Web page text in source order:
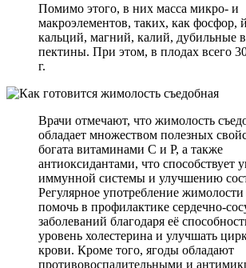
Помимо этого, в них масса микро- и
макроэлементов, таких, как фосфор,
кальций, магний, калий, дубильные
пектины. При этом, в плодах всего
г.
Врачи отмечают, что жимолость
обладает множеством полезных
богата витаминами C и P, а также
антиоксидантами, что способствует
иммунной системы и улучшению
Регулярное употребление
помочь в профилактике сердечно-
заболеваний благодаря её
уровень холестерина и улучшать
крови. Кроме того, ягоды обладают
противовоспалительными и